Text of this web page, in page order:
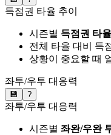
득점권 타율 추이
시즌별 득점권 타
전체 타율 대비 득
상황이 중요할 때
좌투/우투 대응력
💾 ?
좌투/우투 대응력
시즌별 좌완/우완